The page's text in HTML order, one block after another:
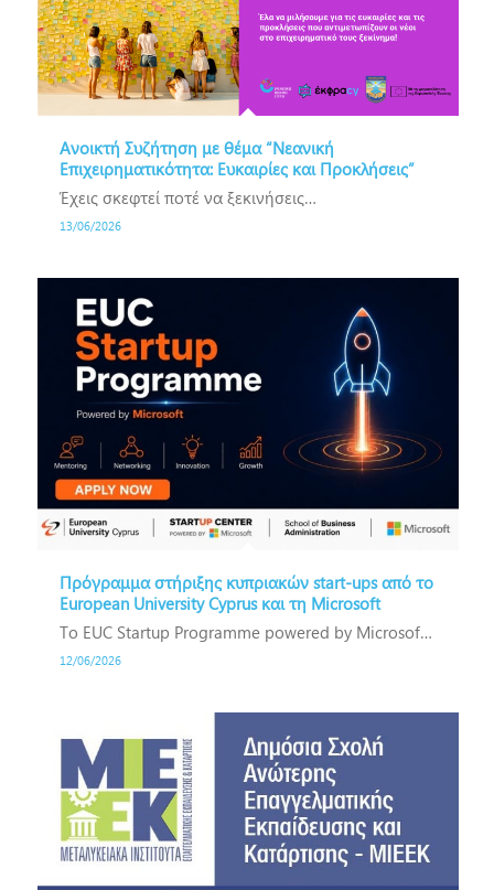
Ανοικτή Συζήτηση με θέμα “Νεανική
Επιχειρηματικότητα: Ευκαιρίες και Προκλήσεις”
Έχεις σκεφτεί ποτέ να ξεκινήσεις…
13/06/2026
Πρόγραμμα στήριξης κυπριακών start-ups από το
European University Cyprus και τη Microsoft
Το EUC Startup Programme powered by Microsoft επιστρέφει…
12/06/2026